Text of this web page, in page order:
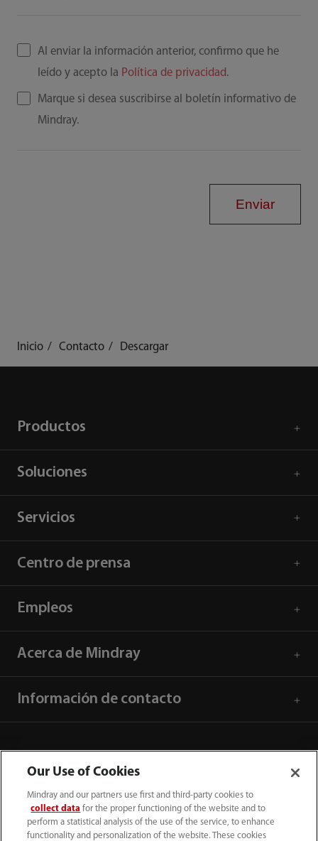
Al enviar la información anterior, confirmo que he
leído y acepto la Política de privacidad.
Marque si desea suscribirse al boletín informativo de
Mindray.
Enviar
Inicio Contacto Descargar
Productos
Soluciones
Servicios
Centro de prensa
Empleos
Acerca de Mindray
Información de contacto
Our Use of Cookies
Mindray and our partners use first and third-party cookies to
collect data for the proper functioning of the website and to
perform a statistical analysis of the use of the service, to enhance
functionality and personalization of the website. These cookies